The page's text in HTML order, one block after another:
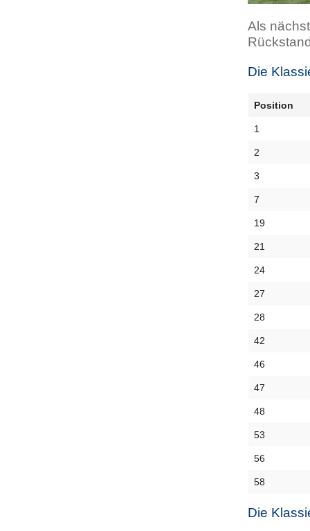
Als
Die
Position
1
2
3
7
19
21
24
27
28
42
46
47
48
53
56
58
Die